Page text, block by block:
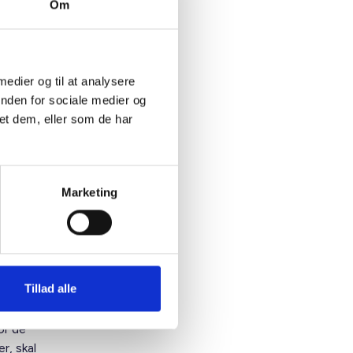
Om
og til at analysere
for sociale medier og
dem, eller som de har
Marketing
Tillad alle
Det
lejer.
mere
de
skal